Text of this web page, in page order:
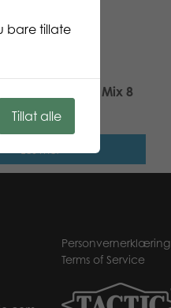
Plastfigurer BD Mix 8
Personvernerklæring
Terms of Service
bare tillate
Tillat alle